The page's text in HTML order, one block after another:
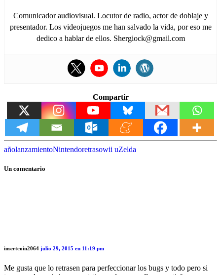
Comunicador audiovisual. Locutor de radio, actor de doblaje y
presentador. Los videojuegos me han salvado la vida, por eso me
dedico a hablar de ellos. Shergiock@gmail.com
Compartir
añolanzamientoNintendoretrasowii uZelda
Un comentario
insertcoin2064 julio 29, 2015 en 11:19 pm
Me gusta que lo retrasen para perfeccionar los bugs y todo pero si